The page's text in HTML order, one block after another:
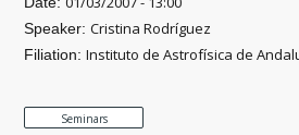
Speaker:Cristina Rodríguez
Filiation:Instituto de Astrofísica de
Seminars